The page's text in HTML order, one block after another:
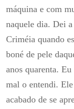
máquina e com
naquele dia. Dei a
Criméia quando
boné de pele
anos quarenta. Eu
mal o entendi.
acabado de se